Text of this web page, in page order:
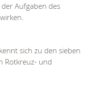
Aufgaben des
sich zu den sieben
Rotkreuz- und